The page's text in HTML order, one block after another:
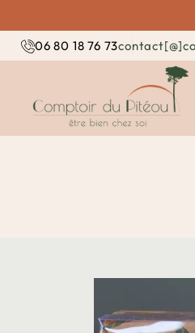
06 80 18 76 73